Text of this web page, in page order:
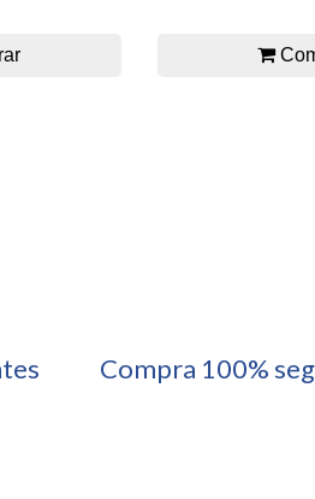
Compra 100%